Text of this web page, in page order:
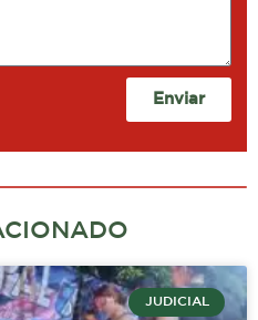
Enviar
JUDICIAL